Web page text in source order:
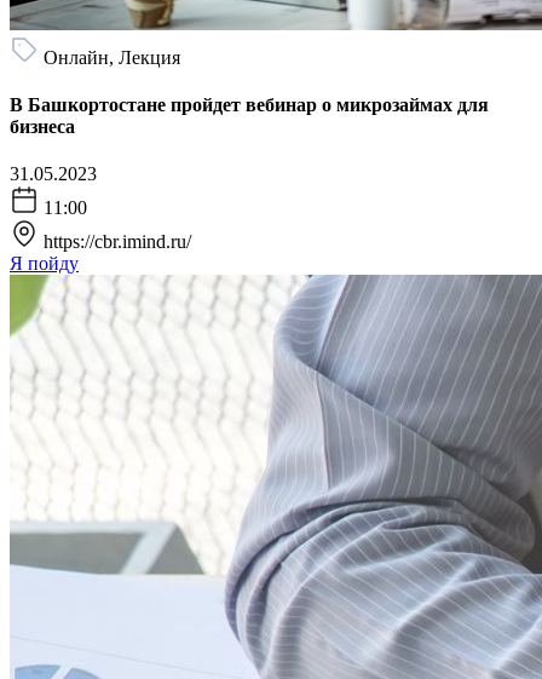
Онлайн, Лекция
В Башкортостане пройдет вебинар о микрозаймах для
бизнеса
31.05.2023
11:00
https://cbr.imind.ru/
Я пойду